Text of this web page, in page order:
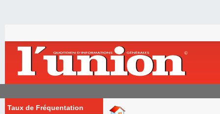
Taux de Fréquentation